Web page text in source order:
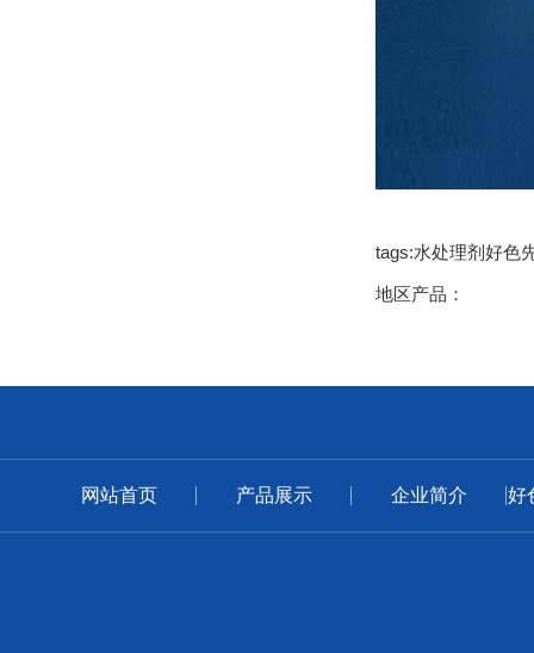
tags:水处理剂好色
地区产品：
网站首页 产品展示 企业简介 好